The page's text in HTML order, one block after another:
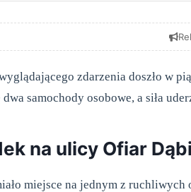
zdarzenia doszło w
dwa samochody osobowe, a siła
na ulicy Ofiar
miejsce na jednym z